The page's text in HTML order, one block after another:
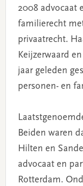
2008 advocaat
familierecht
privaatrecht.
Keijzerwaard
jaar geleden
personen- en
Beiden waren
Hilten en
advocaat en
Rotterdam.